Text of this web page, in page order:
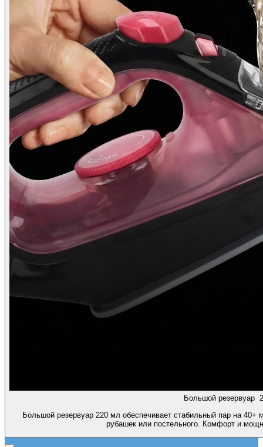
Большой резервуар
Большой резервуар 220 мл обеспечивает стабильный пар на 40+
рубашек или постельного. Комфорт и